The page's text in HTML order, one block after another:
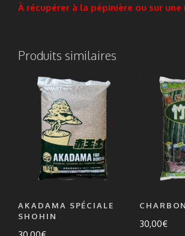
À récupérer à la pépinière ou sur
Produits similaires
AKADAMA SPÉCIALE
SHOHIN
30,00€